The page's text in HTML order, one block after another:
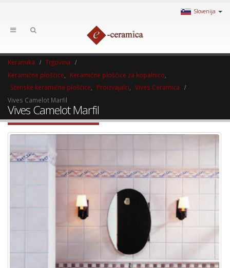
Slovenija
Keramika
Trgovina
Keramične ploščice
Keramične ploščice za kopalnico
Stenske keramične ploščice
Proizvajalci
Vives Ceramica
Vives Camelot Marfil
Vives Camelot Marfil